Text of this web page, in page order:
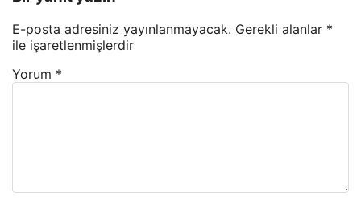
E-posta adresiniz yayınlanmayacak. Gerekli alanlar *
ile işaretlenmişlerdir
Yorum *